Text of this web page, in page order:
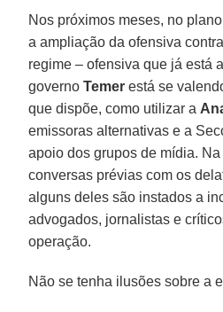
Nos próximos meses, no
a ampliação da ofensiva
regime – ofensiva que já está
governoTemer está se
que dispõe, como utilizar a
emissoras alternativas e a
apoio dos grupos de mídia. Na
conversas prévias com os
alguns deles são instados a
advogados, jornalistas e
operação.
Não se tenha ilusões sobre a